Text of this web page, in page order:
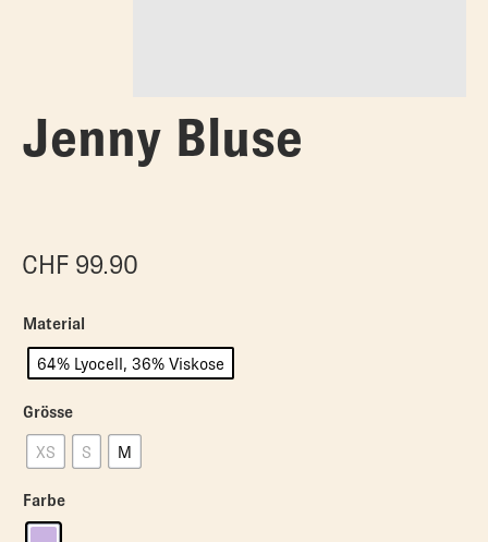
Jenny Bluse
CHF 99.90
Material
64% Lyocell, 36% Viskose
Grösse
XS S M
Farbe